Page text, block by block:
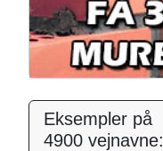
Eksempler på
4900 vejnavne: